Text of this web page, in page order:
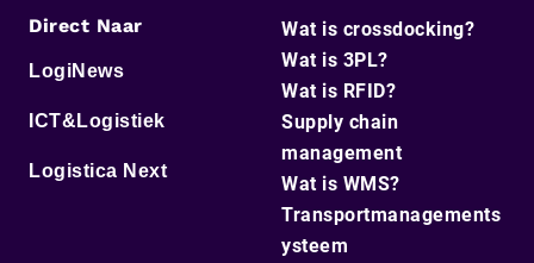
Direct Naar
LogiNews
ICT&Logistiek
Logistica Next
Wat is crossdocking?
Wat is 3PL?
Wat is RFID?
Supply chain
management
Wat is WMS?
Transportmanagements
ysteem